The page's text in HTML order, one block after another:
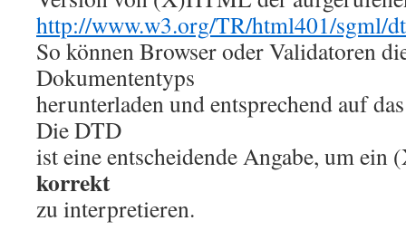
http://www.w3.org/TR/html401/sgml/
So können Browser oder Validatoren
Dokumententyps
herunterladen und entsprechend auf
Die DTD
ist eine entscheidende Angabe, um
korrekt
zu interpretieren.